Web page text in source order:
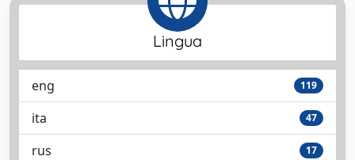
Lingua
eng 119
ita 47
rus 17